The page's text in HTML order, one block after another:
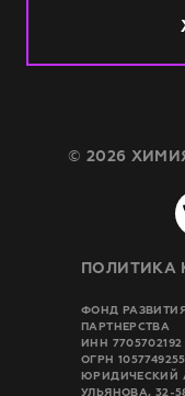
© 2026
ПОЛИТИКА
ФОНД
ПАРТНЕРСТВА
ИНН 7705702192
ОГРН
ЮРИДИЧЕСКИЙ
УЛЬЯНОВА, 32-